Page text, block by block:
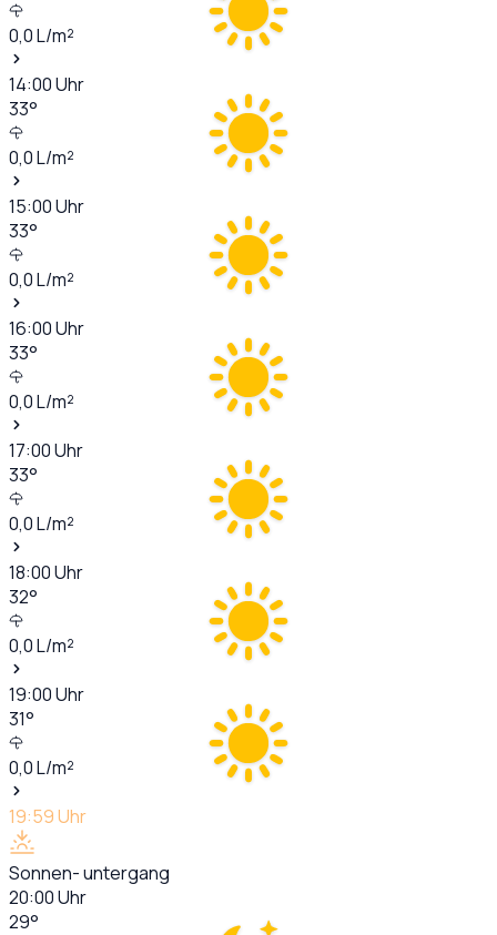
0,0L/m²
14:00Uhr
33°
0,0L/m²
15:00Uhr
33°
0,0L/m²
16:00Uhr
33°
0,0L/m²
17:00Uhr
33°
0,0L/m²
18:00Uhr
32°
0,0L/m²
19:00Uhr
31°
0,0L/m²
19:59Uhr
Sonnen- untergang
20:00Uhr
29°